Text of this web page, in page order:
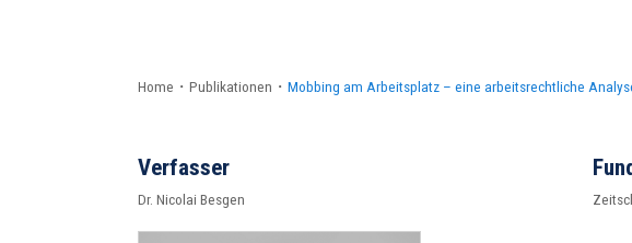
Home ・ Publikationen ・ Mobbing am Arbeitsplatz – eine arbeitsrechtliche
Verfasser
Dr. Nicolai Besgen